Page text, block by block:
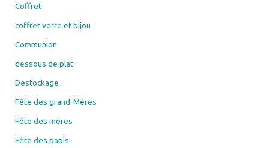
Coffret
coffret verre et bijou
Communion
dessous de plat
Destockage
Fête des grand-Mères
Fête des mères
Fête des papis